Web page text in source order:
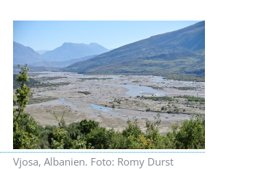
Vjosa, Albanien. Foto: Romy Durst